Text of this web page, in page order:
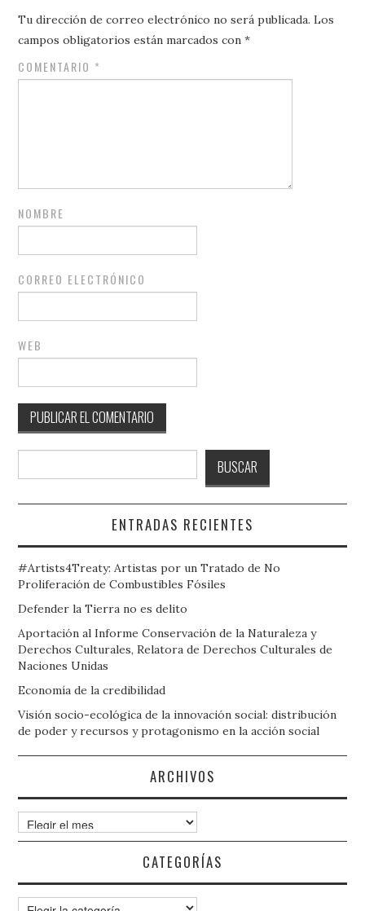
Tu dirección de correo electrónico no será publicada. Los
campos obligatorios están marcados con*
COMENTARIO *
NOMBRE
CORREO ELECTRÓNICO
WEB
BUSCAR
ENTRADAS RECIENTES
#Artists4Treaty: Artistas por un Tratado de No
Proliferación de Combustibles Fósiles
Defender la Tierra no es delito
Aportación al Informe Conservación de la Naturaleza y
Derechos Culturales, Relatora de Derechos Culturales de
Naciones Unidas
Economía de la credibilidad
Visión socio-ecológica de la innovación social: distribución
de poder y recursos y protagonismo en la acción social
ARCHIVOS
Archivos
CATEGORÍAS
Categorías